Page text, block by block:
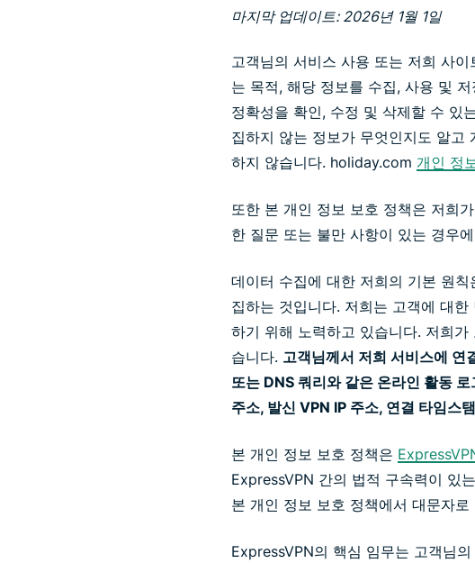
마지막 업데이트: 2026년 1월 1일
고객님의 서비스 사용 또는 저희 사
는 목적, 해당 정보를 수집, 사용 및
정확성을 확인, 수정 및 삭제할 수 있
집하지 않는 정보가 무엇인지도 알
하지 않습니다. holiday.com 개인 정
또한 본 개인 정보 보호 정책은 저희
한 질문 또는 불만 사항이 있는 경우
데이터 수집에 대한 저희의 기본 원
집하는 것입니다. 저희는 고객에 대
하기 위해 노력하고 있습니다. 저희
습니다. 고객님께서 저희 서비스에 연
또는 DNS 쿼리와 같은 온라인 활동
주소, 발신 VPN IP 주소, 연결 타임스
본 개인 정보 보호 정책은
ExpressVPN 간의 법적 구속력이 있
본 개인 정보 보호 정책에서 대문자
ExpressVPN의 핵심 임무는 고객님